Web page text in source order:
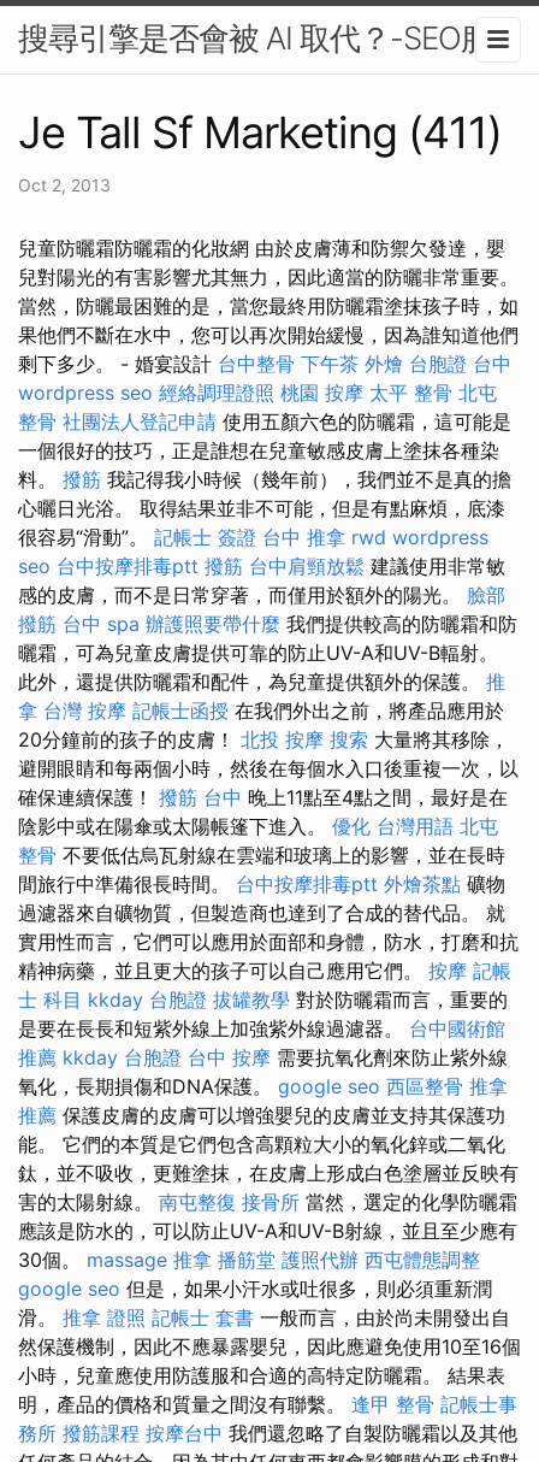
搜尋引擎是否會被 AI 取代？-SEO服務
Je Tall Sf Marketing (411)
Oct 2, 2013
兒童防曬霜防曬霜的化妝網 由於皮膚薄和防禦欠發達，嬰
兒對陽光的有害影響尤其無力，因此適當的防曬非常重要。
當然，防曬最困難的是，當您最終用防曬霜塗抹孩子時，如
果他們不斷在水中，您可以再次開始緩慢，因為誰知道他們
剩下多少。 - 婚宴設計 台中整骨 下午茶 外燴 台胞證 台中
wordpress seo 經絡調理證照 桃園 按摩 太平 整骨 北屯
整骨 社團法人登記申請 使用五顏六色的防曬霜，這可能是
一個很好的技巧，正是誰想在兒童敏感皮膚上塗抹各種染
料。 撥筋 我記得我小時候（幾年前），我們並不是真的擔
心曬日光浴。 取得結果並非不可能，但是有點麻煩，底漆
很容易“滑動”。 記帳士 簽證 台中 推拿 rwd wordpress
seo 台中按摩排毒ptt 撥筋 台中肩頸放鬆 建議使用非常敏
感的皮膚，而不是日常穿著，而僅用於額外的陽光。 臉部
撥筋 台中 spa 辦護照要帶什麼 我們提供較高的防曬霜和防
曬霜，可為兒童皮膚提供可靠的防止UV-A和UV-B輻射。
此外，還提供防曬霜和配件，為兒童提供額外的保護。 推
拿 台灣 按摩 記帳士函授 在我們外出之前，將產品應用於
20分鐘前的孩子的皮膚！ 北投 按摩 搜索 大量將其移除，
避開眼睛和每兩個小時，然後在每個水入口後重複一次，以
確保連續保護！ 撥筋 台中 晚上11點至4點之間，最好是在
陰影中或在陽傘或太陽帳篷下進入。 優化 台灣用語 北屯
整骨 不要低估烏瓦射線在雲端和玻璃上的影響，並在長時
間旅行中準備很長時間。 台中按摩排毒ptt 外燴茶點 礦物
過濾器來自礦物質，但製造商也達到了合成的替代品。 就
實用性而言，它們可以應用於面部和身體，防水，打磨和抗
精神病藥，並且更大的孩子可以自己應用它們。 按摩 記帳
士 科目 kkday 台胞證 拔罐教學 對於防曬霜而言，重要的
是要在長長和短紫外線上加強紫外線過濾器。 台中國術館
推薦 kkday 台胞證 台中 按摩 需要抗氧化劑來防止紫外線
氧化，長期損傷和DNA保護。 google seo 西區整骨 推拿
推薦 保護皮膚的皮膚可以增強嬰兒的皮膚並支持其保護功
能。 它們的本質是它們包含高顆粒大小的氧化鋅或二氧化
鈦，並不吸收，更難塗抹，在皮膚上形成白色塗層並反映有
害的太陽射線。 南屯整復 接骨所 當然，選定的化學防曬霜
應該是防水的，可以防止UV-A和UV-B射線，並且至少應有
30個。 massage 推拿 播筋堂 護照代辦 西屯體態調整
google seo 但是，如果小汗水或吐很多，則必須重新潤
滑。 推拿 證照 記帳士 套書 一般而言，由於尚未開發出自
然保護機制，因此不應暴露嬰兒，因此應避免使用10至16個
小時，兒童應使用防護服和合適的高特定防曬霜。 結果表
明，產品的價格和質量之間沒有聯繫。 逢甲 整骨 記帳士事
務所 撥筋課程 按摩台中 我們還忽略了自製防曬霜以及其他